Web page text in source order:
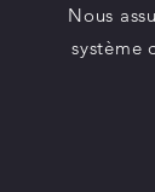
Nous
système